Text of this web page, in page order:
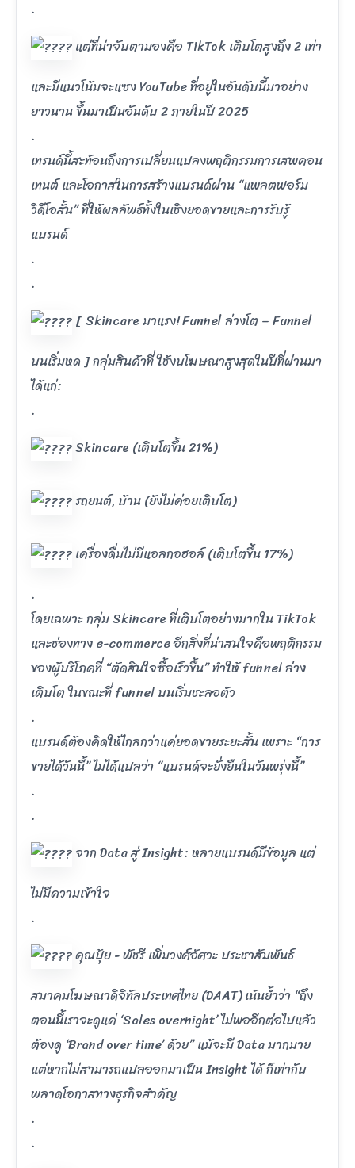
.
แต่ที่น่าจับตามองคือ TikTok เติบโตสูงถึง 2 เท่า
และมีแนวโน้มจะแซง YouTube ที่อยู่ในอันดับนี้มาอย่าง
ยาวนาน ขึ้นมาเป็นอันดับ 2 ภายในปี 2025
.
เทรนด์นี้สะท้อนถึงการเปลี่ยนแปลงพฤติกรรมการเสพคอน
เทนต์ และโอกาสในการสร้างแบรนด์ผ่าน “แพลตฟอร์ม
วิดีโอสั้น” ที่ให้ผลลัพธ์ทั้งในเชิงยอดขายและการรับรู้
แบรนด์
.
.
[ Skincare มาแรง! Funnel ล่างโต – Funnel
บนเริ่มหด ] กลุ่มสินค้าที่ ใช้งบโฆษณาสูงสุดในปีที่ผ่านมา
ได้แก่:
.
Skincare (เติบโตขึ้น 21%)
รถยนต์, บ้าน (ยังไม่ค่อยเติบโต)
เครื่องดื่มไม่มีแอลกอฮอล์ (เติบโตขึ้น 17%)
.
โดยเฉพาะ กลุ่ม Skincare ที่เติบโตอย่างมากใน TikTok
และช่องทาง e-commerce อีกสิ่งที่น่าสนใจคือพฤติกรรม
ของผู้บริโภคที่ “ตัดสินใจซื้อเร็วขึ้น” ทำให้ funnel ล่าง
เติบโต ในขณะที่ funnel บนเริ่มชะลอตัว
.
แบรนด์ต้องคิดให้ไกลกว่าแค่ยอดขายระยะสั้น เพราะ “การ
ขายได้วันนี้” ไม่ได้แปลว่า “แบรนด์จะยั่งยืนในวันพรุ่งนี้”
.
.
จาก Data สู่ Insight: หลายแบรนด์มีข้อมูล แต่
ไม่มีความเข้าใจ
.
คุณปุ้ย - พัชรี เพิ่มวงศ์อัศวะ ประชาสัมพันธ์
สมาคมโฆษณาดิจิทัลประเทศไทย (DAAT) เน้นย้ำว่า “ถึง
ตอนนี้เราจะดูแค่ ‘Sales overnight’ ไม่พออีกต่อไปแล้ว
ต้องดู ‘Brand over time’ ด้วย” แม้จะมี Data มากมาย
แต่หากไม่สามารถแปลออกมาเป็น Insight ได้ ก็เท่ากับ
พลาดโอกาสทางธุรกิจสำคัญ
.
.